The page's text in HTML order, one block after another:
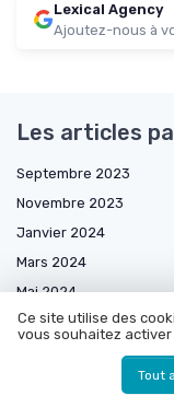
Lexical Agency
Ajoutez-nous à
Les articles
Septembre 2023
Novembre 2023
Janvier 2024
Mars 2024
Mai 2024
Juillet 2024
Ce site utilise des
vous souhaitez activer
Tout